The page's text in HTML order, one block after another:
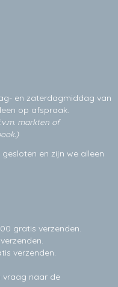
en zaterdagmiddag van
op afspraak.
markten of
en zijn we alleen
gratis verzenden.
verzenden.
vraag naar de